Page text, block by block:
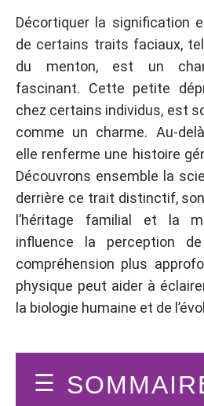
Décortiquer la signification
de certains traits faciaux,
du menton, est un
fascinant. Cette petite
chez certains individus, est
comme un charme. Au-
elle renferme une histoire
Découvrons ensemble la
derrière ce trait distinctif,
l’héritage familial et la
influence la perception
compréhension plus
physique peut aider à
la biologie humaine et de